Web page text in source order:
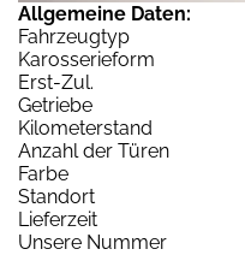
Allgemeine Daten:
Fahrzeugtyp
Karosserieform
Erst-Zul.
Getriebe
Kilometerstand
Anzahl der Türen
Farbe
Standort
Lieferzeit
Unsere Nummer